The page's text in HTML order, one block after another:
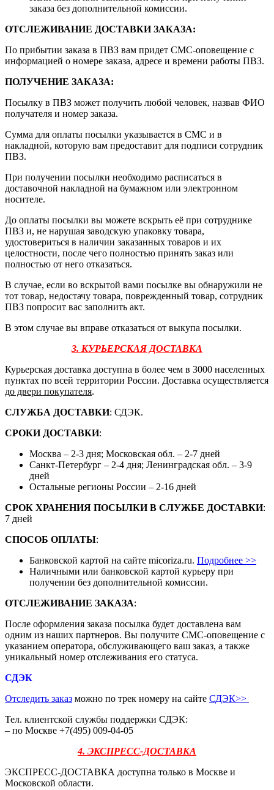
заказа без дополнительной комиссии.
ОТСЛЕЖИВАНИЕ ДОСТАВКИ ЗАКАЗА:
По прибытии заказа в ПВЗ вам придет СМС-оповещение с
информацией о номере заказа, адресе и времени работы ПВЗ.
ПОЛУЧЕНИЕ ЗАКАЗА:
Посылку в ПВЗ может получить любой человек, назвав ФИО
получателя и номер заказа.
Сумма для оплаты посылки указывается в СМС и в
накладной, которую вам предоставит для подписи сотрудник
ПВЗ.
При получении посылки необходимо расписаться в
доставочной накладной на бумажном или электронном
носителе.
До оплаты посылки вы можете вскрыть её при сотруднике
ПВЗ и, не нарушая заводскую упаковку товара,
удостовериться в наличии заказанных товаров и их
целостности, после чего полностью принять заказ или
полностью от него отказаться.
В случае, если во вскрытой вами посылке вы обнаружили не
тот товар, недостачу товара, поврежденный товар, сотрудник
ПВЗ попросит вас заполнить акт.
В этом случае вы вправе отказаться от выкупа посылки.
3. КУРЬЕРСКАЯ ДОСТАВКА
Курьерская доставка доступна в более чем в 3000 населенных
пунктах по всей территории России. Доставка осуществляется
до двери покупателя.
СЛУЖБА ДОСТАВКИ: СДЭК.
СРОКИ ДОСТАВКИ:
Москва – 2-3 дня; Московская обл. – 2-7 дней
Санкт-Петербург – 2-4 дня; Ленинградская обл. – 3-9
дней
Остальные регионы России – 2-16 дней
СРОК ХРАНЕНИЯ ПОСЫЛКИ В СЛУЖБЕ ДОСТАВКИ:
7 дней
СПОСОБ ОПЛАТЫ:
Банковской картой на сайте micoriza.ru. Подробнее >>
Наличными или банковской картой курьеру при
получении без дополнительной комиссии.
ОТСЛЕЖИВАНИЕ ЗАКАЗА:
После оформления заказа посылка будет доставлена вам
одним из наших партнеров. Вы получите СМС-оповещение с
указанием оператора, обслуживающего ваш заказ, а также
уникальный номер отслеживания его статуса.
СДЭК
Отследить заказ можно по трек номеру на сайте СДЭК>>
Тел. клиентской службы поддержки СДЭК:
– по Москве +7(495) 009-04-05
4. ЭКСПРЕСС-ДОСТАВКА
ЭКСПРЕСС-ДОСТАВКА доступна только в Москве и
Московской области.